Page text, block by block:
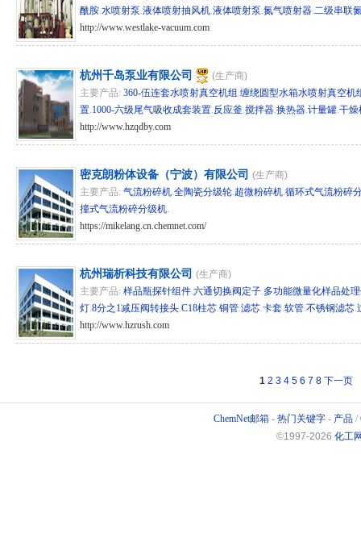
酰胺.水喷射泵.液体喷射抽风机.液体喷射泵.氮气喷射器.二级串联
http://www.westlake-vacuum.com
杭州千岛泵业有限公司
(生产商)
主要产品: 360-伍连套水喷射真空机组 .缠绕圆型水箱水喷射真空机
置.1000-六级尾气吸收成套装置.反应釜.搅拌器.换热器.计量罐.干燥
http://www.hzqdby.com
密克朗粉体设备（宁波）有限公司 (生产商)
主要产品: 气流粉碎机.全陶瓷分级轮.超微粉碎机.循环式气流粉碎
撞式气流粉碎分级机.
https://mikelang.cn.chemnet.com/
杭州瑞析科技有限公司 (生产商)
主要产品: 样品瓶探针组件.六通切换阀定子.多功能微量化样品处
灯.8分之1减压阀转接头.C18柱芯.铜管.滤芯.卡套.软管.不锈钢滤芯.
http://www.hzrush.com
1 2 3 4 5 6 7 8 下一页
ChemNet邮箱 - 热门关键字 - 产品 /
©1997-2026 化工